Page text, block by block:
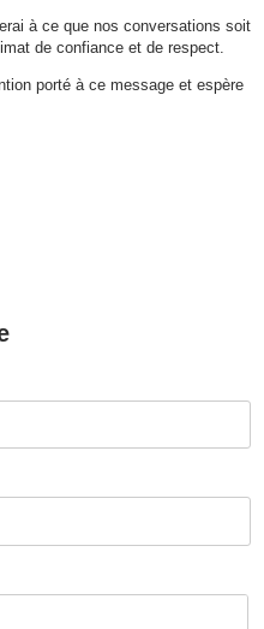
à ce que nos conversations soit
de confiance et de respect.
porté à ce message et espère